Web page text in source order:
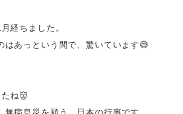
経ちました。
はあっという間で、驚いています😅
ね👹